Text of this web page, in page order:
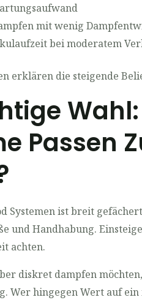
mit wenig
bei moderatem
erklären die steigende
Passen
Systemen ist breit
und Handhabung.
achten.
diskret dampfen
Wer hingegen Wert auf